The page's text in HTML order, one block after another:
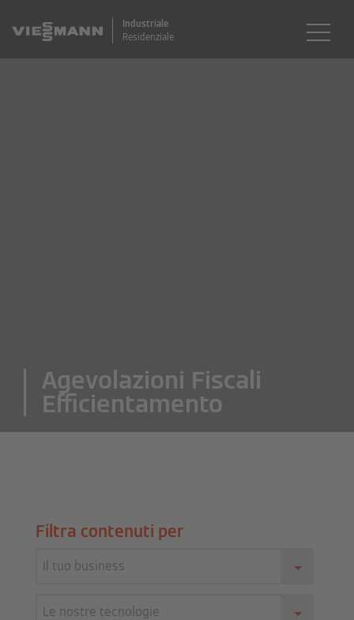
Industriale
Residenziale
Agevolazioni Fiscali
Efficientamento
Filtra contenuti per
Il tuo business
Le nostre tecnologie